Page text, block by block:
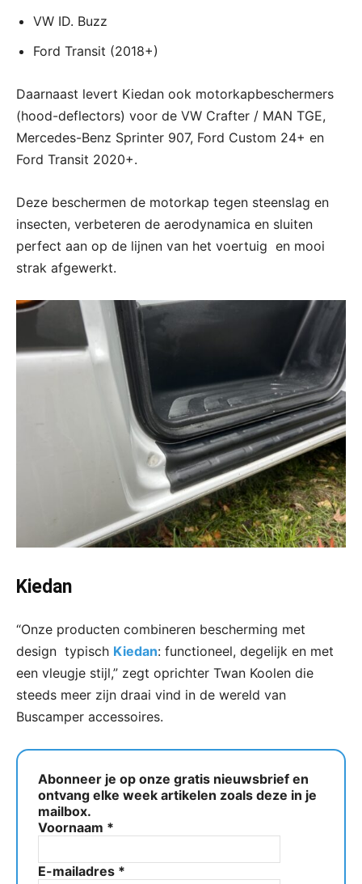
VW ID. Buzz
Ford Transit (2018+)
Daarnaast levert Kiedan ook motorkapbeschermers
(hood-deflectors) voor de VW Crafter / MAN TGE,
Mercedes-Benz Sprinter 907, Ford Custom 24+ en
Ford Transit 2020+.
Deze beschermen de motorkap tegen steenslag en
insecten, verbeteren de aerodynamica en sluiten
perfect aan op de lijnen van het voertuig en mooi
strak afgewerkt.
Kiedan
“Onze producten combineren bescherming met
design typisch Kiedan: functioneel, degelijk en met
een vleugje stijl,” zegt oprichter Twan Koolen die
steeds meer zijn draai vind in de wereld van
Buscamper accessoires.
Abonneer je op onze gratis nieuwsbrief en
ontvang elke week artikelen zoals deze in je
mailbox.
Voornaam *
E-mailadres *